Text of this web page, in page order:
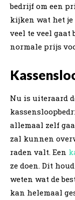
bedrijf om een
kijken wat het je
veel te veel
normale prijs
Nu is uiteraard
allemaal zelf
zal kunnen
raden valt. Een
ze doen. Dit
weten wat de
kan helemaal